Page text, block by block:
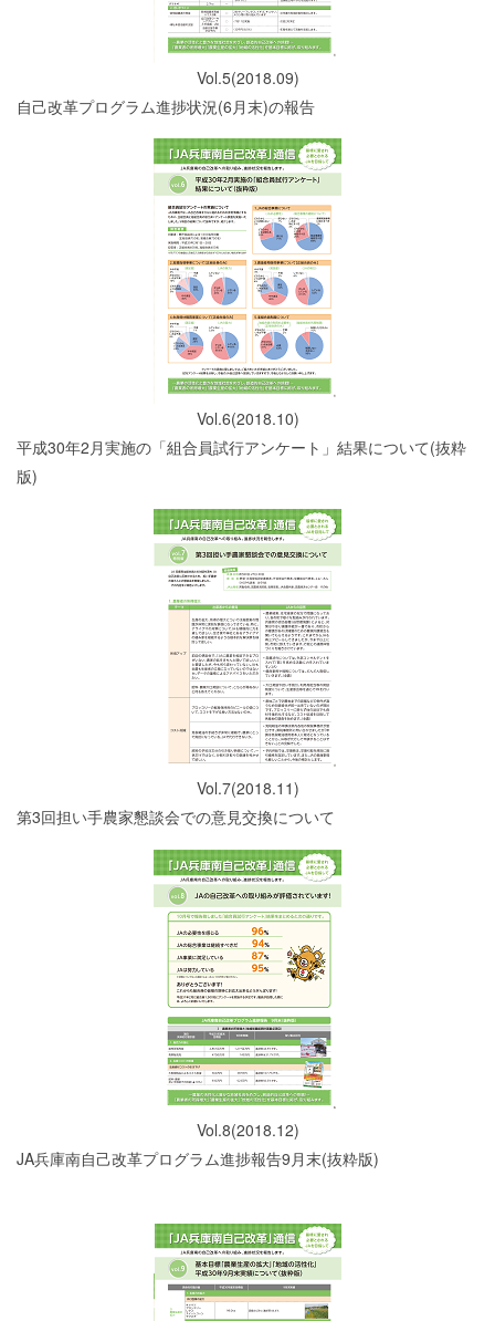
Vol.5(2018.09)
自己改革プログラム進捗状況(6月末)の報告
Vol.6(2018.10)
平成30年2月実施の「組合員試行アンケート」結果について(抜粋
版)
Vol.7(2018.11)
第3回担い手農家懇談会での意見交換について
Vol.8(2018.12)
JA兵庫南自己改革プログラム進捗報告9月末(抜粋版)